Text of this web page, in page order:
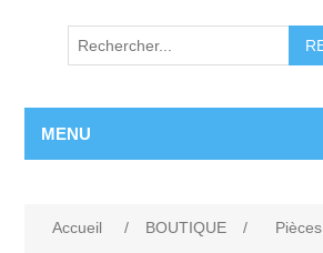
MENU
Accueil / BOUTIQUE /